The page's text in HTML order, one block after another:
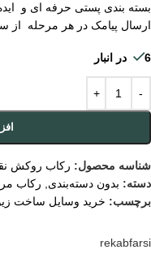
بسته بندی پستی حرفه ای و
ارسال پیامک در هر مرحله از
6 در انبار
شناسه محصول: رکاب روکش
دسته: بدون دسته‌بندی, رکاب
برچسب: خرید وسایل ساخت
rekabfarsi